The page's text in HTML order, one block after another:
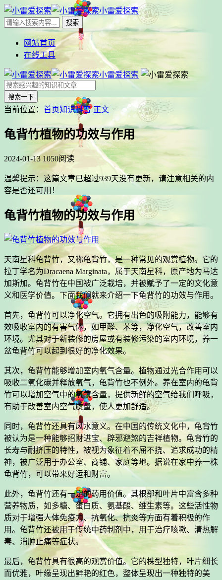
小雷爱探索
网站首页
在线工具
小雷爱探索
搜索一下
当前位置： 首页知识科普 正文
龟背竹植物的功效与作用
2024-01-13 1050阅读
温馨提示：这篇文章已超过939天没有更新，请注意相关的内
容是否还可用！
龟背竹植物的功效与作用
天南星科龟背竹，又称龟背竹，是一种常见的观赏植物。它的
拉丁学名为Dracaena Marginata，属于天南星科，原产地为马达
加斯加。龟背竹在中国被广泛栽培，并被赋予了一定的文化意
义和医学价值。下面我们就来介绍一下龟背竹的功效与作用。
首先，龟背竹可以净化空气。它拥有出色的吸附能力，能够有
效吸收室内的有害气体，如甲醛、苯等，净化空气，改善室内
环境。尤其对于新装修的房屋或有装修污染的室内环境，养一
盆龟背竹可以起到很好的净化效果。
其次，龟背竹能够增加室内氧气含量。植物通过光合作用可以
吸收二氧化碳并释放氧气，龟背竹也不例外。养在室内的龟背
竹可以增加空气中的氧气含量，提供新鲜的空气给我们呼吸，
有助于改善室内空气质量，使人更加舒适。
同时，龟背竹还具有风水意义。在中国的传统文化中，龟背竹
被认为是一种能够招财进宝、辟邪避煞的吉祥植物。龟背竹的
长寿与耐挤压的特性，被视为象征着不屈不挠、追求成功的精
神，被广泛用于办公室、商铺、家庭等地。据说在家中养一株
龟背竹，可以带来好运和财富。
此外，龟背竹还有一定的药用价值。其根部和叶片中富含多种
营养物质，如多糖、蛋白质、氨基酸、维生素等。这些活性物
质对于增强人体免疫力、抗氧化、抗炎等方面有着积极的作
用。龟背竹还被用于传统中药制剂中，用于治疗咳嗽、清热解
毒、消肿止痛等症状。
最后，龟背竹具有很高的观赏价值。它的株型独特，叶片细长
而优雅，叶缘呈现出鲜艳的红色，整体呈现出一种独特的美